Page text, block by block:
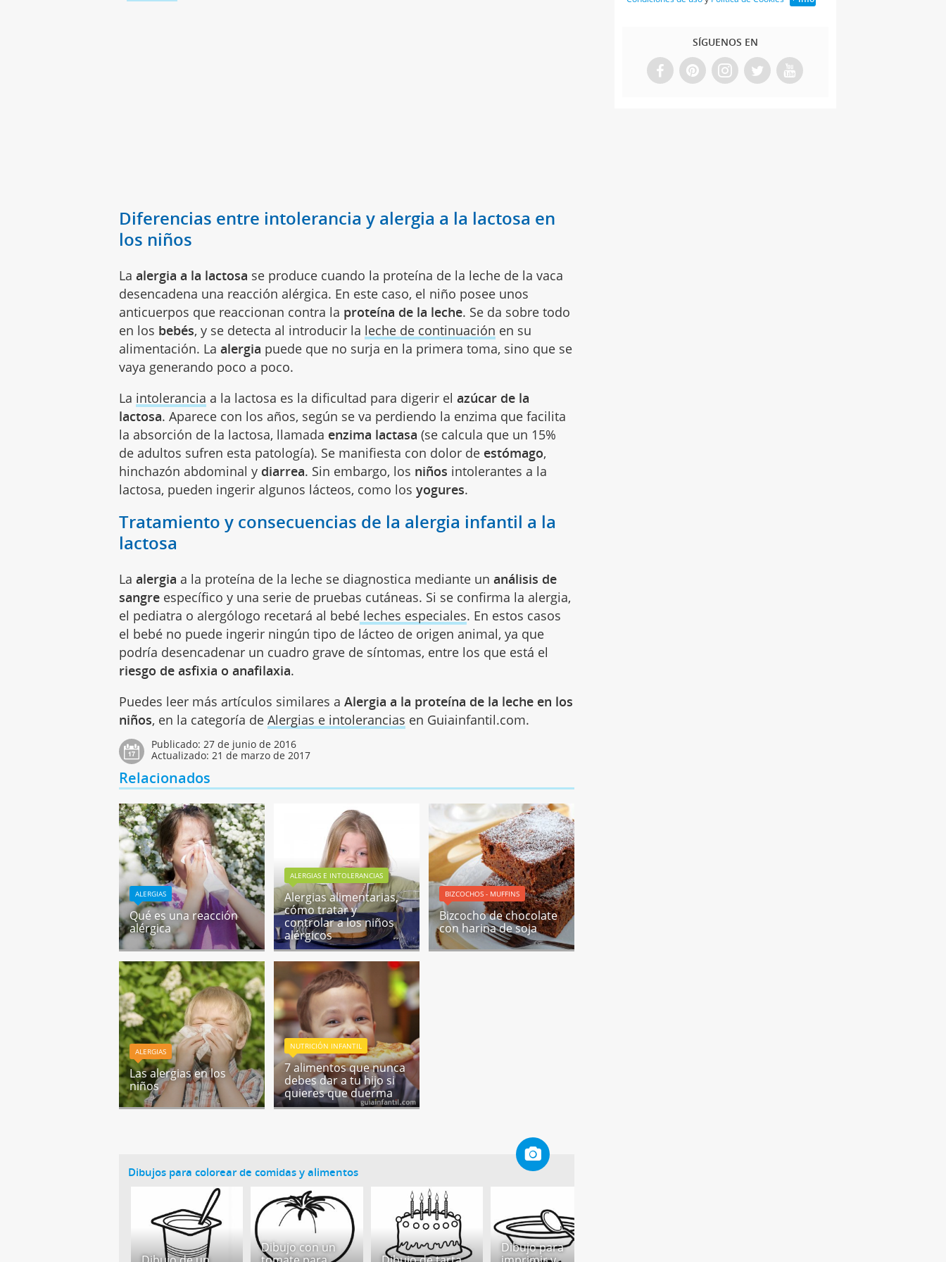
Diferencias entre intolerancia y alergia a la lactosa en
los niños
Laalergia a la lactosa se produce cuando la proteína de la leche de la vaca
desencadena una reacción alérgica. En este caso, el niño posee unos
anticuerpos que reaccionan contra la proteína de la leche. Se da sobre todo
en los bebés, y se detecta al introducir la leche de continuación en su
alimentación. La alergia puede que no surja en la primera toma, sino que se
vaya generando poco a poco.
La intolerancia a la lactosa es la dificultad para digerir elazúcar de la
lactosa. Aparece con los años, según se va perdiendo la enzima que facilita
la absorción de la lactosa, llamada enzima lactasa (se calcula que un 15%
de adultos sufren esta patología). Se manifiesta con dolor de estómago,
hinchazón abdominal y diarrea. Sin embargo, los niños intolerantes a la
lactosa, pueden ingerir algunos lácteos, como los yogures.
Tratamiento y consecuencias de la alergia infantil a la
lactosa
Laalergia a la proteína de la leche se diagnostica mediante unanálisis de
sangre específico y una serie de pruebas cutáneas. Si se confirma la alergia,
el pediatra o alergólogo recetará al bebé leches especiales. En estos casos
el bebé no puede ingerir ningún tipo de lácteo de origen animal, ya que
podría desencadenar un cuadro grave de síntomas, entre los que está el
riesgo de asfixia o anafilaxia.
Puedes leer más artículos similares aAlergia a la proteína de la leche en los
niños, en la categoría deAlergias e intolerancias en Guiainfantil.com.
Publicado:27 de junio de 2016
Actualizado:21 de marzo de 2017
Relacionados
ALERGIAS
Qué es una reacción
alérgica
ALERGIAS E INTOLERANCIAS
Alergias alimentarias,
cómo tratar y
controlar a los niños
alérgicos
BIZCOCHOS - MUFFINS
Bizcocho de chocolate
con harina de soja
ALERGIAS
Las alergias en los
niños
NUTRICIÓN INFANTIL
7 alimentos que nunca
debes dar a tu hijo si
quieres que duerma
Dibujos para colorear de comidas y alimentos
Dibujo con un
Dibujo para
SÍGUENOS EN